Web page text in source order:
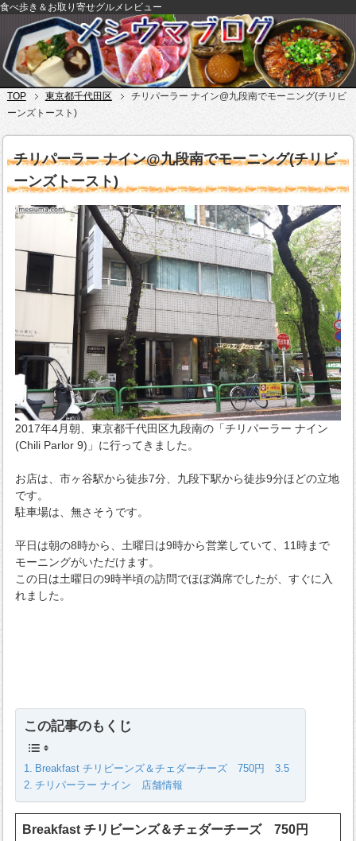
食べ歩き＆お取り寄せグルメレビュー
TOP 東京都千代田区
チリパーラー ナイン@九段南でモーニング(チリビ
ーンズトースト)
チリパーラー ナイン@九段南でモーニング(チリビ
ーンズトースト)
2017年4月朝、東京都千代田区九段南の「チリパーラー ナイン
(Chili Parlor 9)」に行ってきました。
お店は、市ヶ谷駅から徒歩7分、九段下駅から徒歩9分ほどの立地
です。
駐車場は、無さそうです。
平日は朝の8時から、土曜日は9時から営業していて、11時まで
モーニングがいただけます。
この日は土曜日の9時半頃の訪問でほぼ満席でしたが、すぐに入
れました。
この記事のもくじ
Breakfast チリビーンズ＆チェダーチーズ 750円 3.5
チリパーラー ナイン 店舗情報
Breakfast チリビーンズ＆チェダーチーズ 750円